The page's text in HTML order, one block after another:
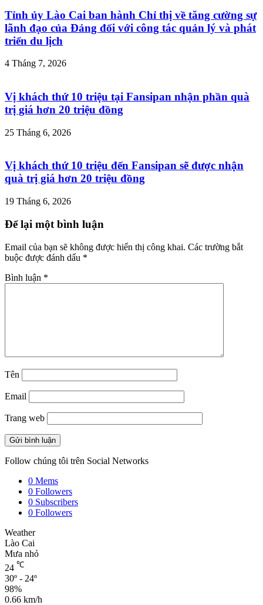
Tỉnh ủy Lào Cai ban hành Chỉ thị về tăng cường sự
lãnh đạo của Đảng đối với công tác quản lý và phát
triển du lịch
4 Tháng 7, 2026
Vị khách thứ 10 triệu tại Fansipan nhận phần quà
trị giá hơn 20 triệu đồng
25 Tháng 6, 2026
Vị khách thứ 10 triệu đến Fansipan sẽ được nhận
quà trị giá hơn 20 triệu đồng
19 Tháng 6, 2026
Để lại một bình luận
Email của bạn sẽ không được hiển thị công khai. Các trường bắt
buộc được đánh dấu *
Bình luận *
Tên
Email
Trang web
Follow chúng tôi trên Social Networks
0 Mems
0 Followers
0 Subscribers
0 Followers
Weather
Lào Cai
Mưa nhỏ
24 ℃
30º - 24º
98%
0.66 km/h